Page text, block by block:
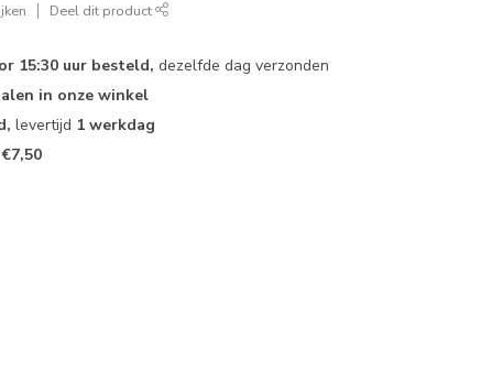
Deel dit product
15:30 uur besteld, dezelfde dag verzonden
in onze winkel
levertijd 1 werkdag